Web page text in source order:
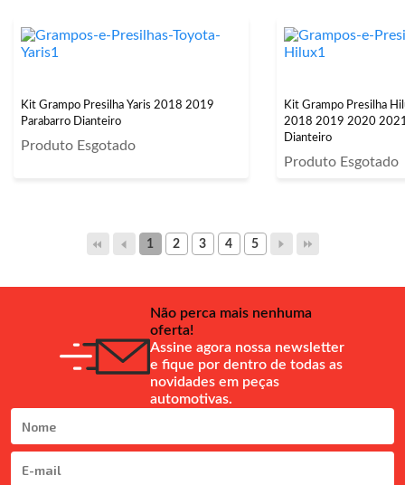
Kit Grampo Presilha Yaris 2018 2019
Parabarro Dianteiro
Produto Esgotado
Kit Grampo Presilha
2018 2019 2020
Dianteiro
Produto Esgotado
1 2 3 4 5
Não perca mais nenhuma
oferta!
Assine agora nossa newsletter
e fique por dentro de todas as
novidades em peças
automotivas.